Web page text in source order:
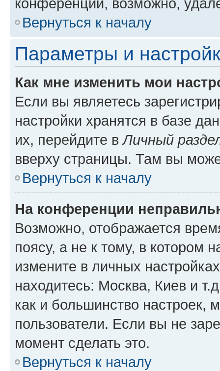
Вернуться к началу
Параметры и
Как мне изменить мои
Если вы являетесь
настройки хранятся в базе
их, перейдите вЛичный
вверху страницы. Там вы
Вернуться к началу
На конференции
Возможно, отображается
поясу, а не к тому, в котором
измените в личных
находитесь: Москва, Киев и
как и большинство настроек,
пользователи. Если вы не
момент сделать это.
Вернуться к началу